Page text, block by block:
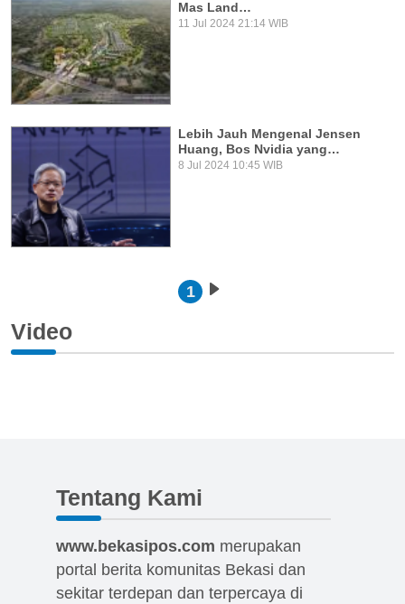
Mas Land…
11 Jul 2024 21:14 WIB
Lebih Jauh Mengenal Jensen
Huang, Bos Nvidia yang…
8 Jul 2024 10:45 WIB
1 Next page
Video
Tentang Kami
www.bekasipos.com merupakan
portal berita komunitas Bekasi dan
sekitar terdepan dan terpercaya di